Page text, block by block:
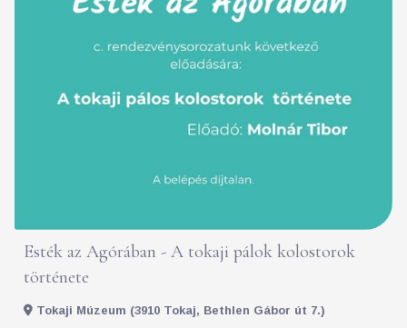
Esték az Agórában - A tokaji pálok kolostorok
története
Tokaji Múzeum (3910 Tokaj, Bethlen Gábor út 7.)